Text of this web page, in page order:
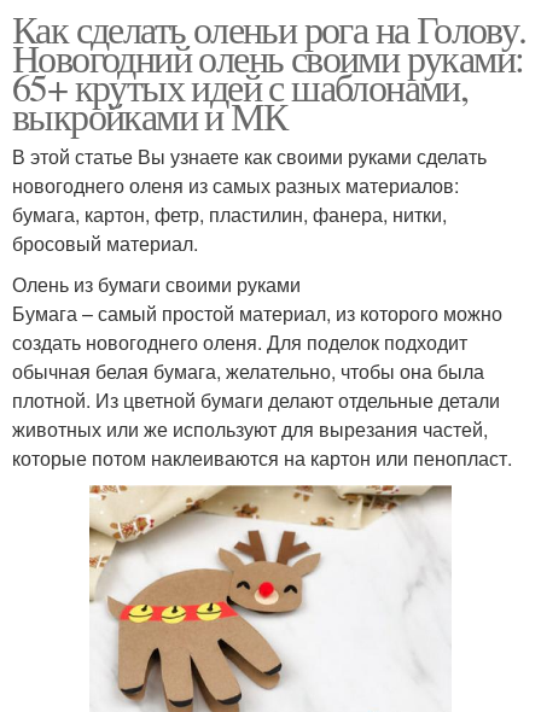
Как сделать оленьи рога на Голову.
Новогодний олень своими руками:
65+ крутых идей с шаблонами,
выкройками и МК
В этой статье Вы узнаете как своими руками сделать
новогоднего оленя из самых разных материалов:
бумага, картон, фетр, пластилин, фанера, нитки,
бросовый материал.
Олень из бумаги своими руками
Бумага – самый простой материал, из которого можно
создать новогоднего оленя. Для поделок подходит
обычная белая бумага, желательно, чтобы она была
плотной. Из цветной бумаги делают отдельные детали
животных или же используют для вырезания частей,
которые потом наклеиваются на картон или пенопласт.